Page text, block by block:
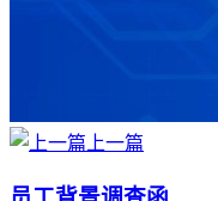
上一篇